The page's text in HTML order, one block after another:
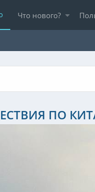
Что нового?
ПО